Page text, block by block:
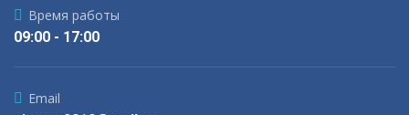
Время работы
09:00 - 17:00
Email